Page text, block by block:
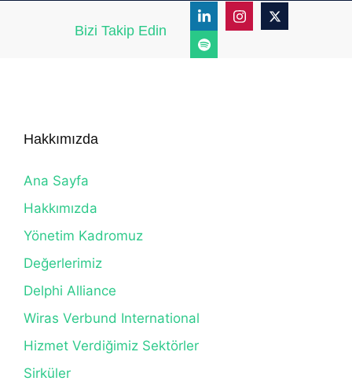
Bizi Takip Edin
Hakkımızda
Ana Sayfa
Hakkımızda
Yönetim Kadromuz
Değerlerimiz
Delphi Alliance
Wiras Verbund International
Hizmet Verdiğimiz Sektörler
Sirküler